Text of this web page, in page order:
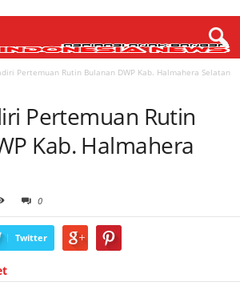
Pertemuan Rutin Bulanan DWP Kab. Halmahera Selatan
Pertemuan Rutin
Kab. Halmahera
0
Twitter